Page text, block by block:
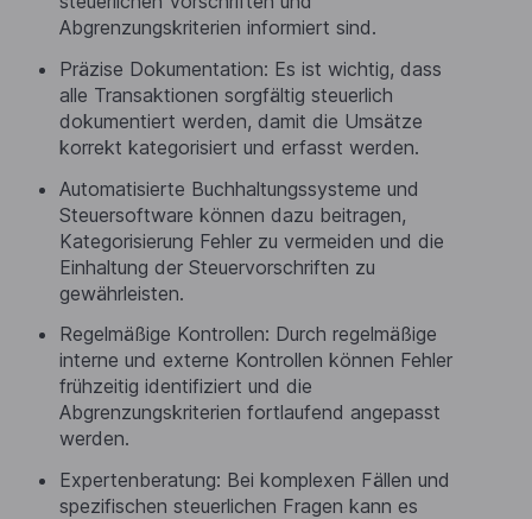
Abgrenzungskriterien informiert sind.
Präzise Dokumentation: Es ist wichtig, dass
alle Transaktionen sorgfältig steuerlich
dokumentiert werden, damit die Umsätze
korrekt kategorisiert und erfasst werden.
Automatisierte Buchhaltungssysteme und
Steuersoftware können dazu beitragen,
Kategorisierung Fehler zu vermeiden und die
Einhaltung der Steuervorschriften zu
gewährleisten.
Regelmäßige Kontrollen: Durch regelmäßige
interne und externe Kontrollen können Fehler
frühzeitig identifiziert und die
Abgrenzungskriterien fortlaufend angepasst
werden.
Expertenberatung: Bei komplexen Fällen und
spezifischen steuerlichen Fragen kann es